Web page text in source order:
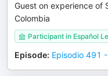
Guest on experience of
Colombia
Participant in Español
Episode: Episodio 491